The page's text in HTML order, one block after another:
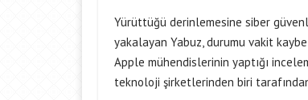
Yürüttüğü derinlemesine siber
yakalayan Yabuz, durumu vakit
Apple mühendislerinin yaptığı
teknoloji şirketlerinden biri